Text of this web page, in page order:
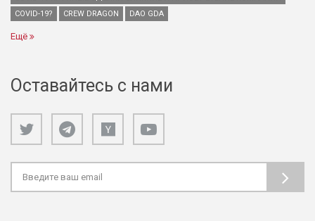
COVID-19?
CREW DRAGON DAO GDA
Ещё
Оставайтесь с нами